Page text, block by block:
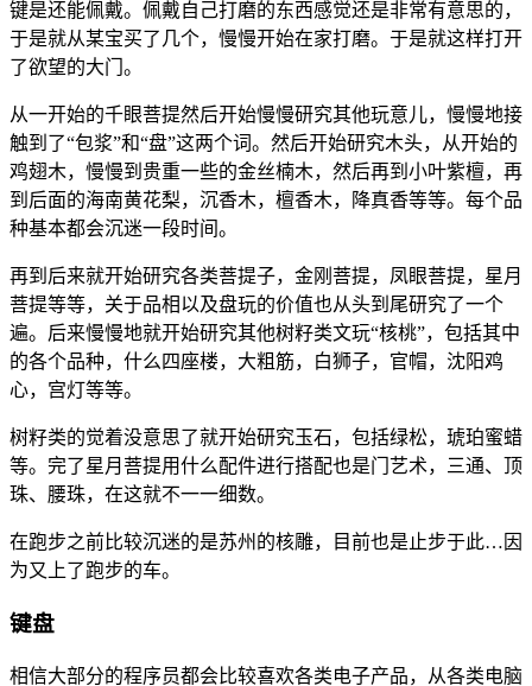
键是还能佩戴。佩戴自己打磨的东西感觉还是非常有意思的，
于是就从某宝买了几个，慢慢开始在家打磨。于是就这样打开
了欲望的大门。
从一开始的千眼菩提然后开始慢慢研究其他玩意儿，慢慢地接
触到了“包浆”和“盘”这两个词。然后开始研究木头，从开始的
鸡翅木，慢慢到贵重一些的金丝楠木，然后再到小叶紫檀，再
到后面的海南黄花梨，沉香木，檀香木，降真香等等。每个品
种基本都会沉迷一段时间。
再到后来就开始研究各类菩提子，金刚菩提，凤眼菩提，星月
菩提等等，关于品相以及盘玩的价值也从头到尾研究了一个
遍。后来慢慢地就开始研究其他树籽类文玩“核桃”，包括其中
的各个品种，什么四座楼，大粗筋，白狮子，官帽，沈阳鸡
心，宫灯等等。
树籽类的觉着没意思了就开始研究玉石，包括绿松，琥珀蜜蜡
等。完了星月菩提用什么配件进行搭配也是门艺术，三通、顶
珠、腰珠，在这就不一一细数。
在跑步之前比较沉迷的是苏州的核雕，目前也是止步于此…因
为又上了跑步的车。
键盘
相信大部分的程序员都会比较喜欢各类电子产品，从各类电脑